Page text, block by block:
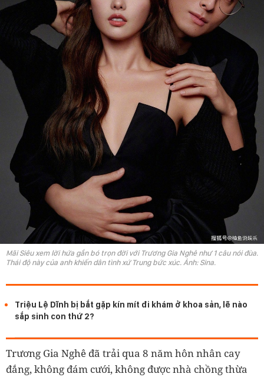
Mãi Siêu xem lời hứa gắn bó trọn đời với Trương Gia Nghê như 1 câu nói đùa.
Thái độ này của anh khiến dân tình xứ Trung bức xúc. Ảnh: Sina.
Triệu Lệ Dĩnh bị bắt gặp kín mít đi khám ở khoa sản, lẽ nào
sắp sinh con thứ 2?
Trương Gia Nghê đã trải qua 8 năm hôn nhân cay
đắng, không đám cưới, không được nhà chồng thừa